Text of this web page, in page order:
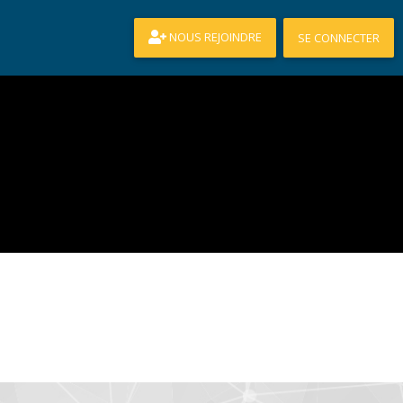
NOUS REJOINDRE SE CONNECTER